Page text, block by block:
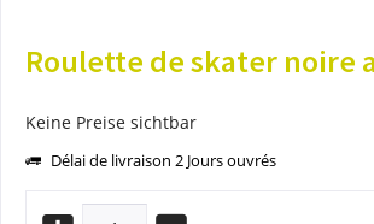
Roulette de skater noire
Keine Preise sichtbar
Délai de livraison 2 Jours ouvrés